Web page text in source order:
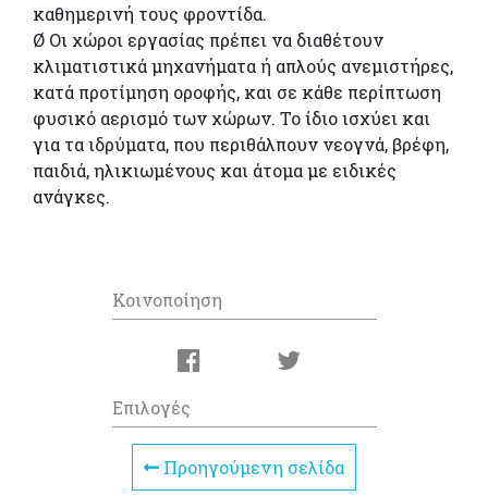
καθημερινή τους φροντίδα.
Ø Οι χώροι εργασίας πρέπει να διαθέτουν
κλιματιστικά μηχανήματα ή απλούς ανεμιστήρες,
κατά προτίμηση οροφής, και σε κάθε περίπτωση
φυσικό αερισμό των χώρων. Το ίδιο ισχύει και
για τα ιδρύματα, που περιθάλπουν νεογνά, βρέφη,
παιδιά, ηλικιωμένους και άτομα με ειδικές
ανάγκες.
Κοινοποίηση
Επιλογές
Προηγούμενη σελίδα